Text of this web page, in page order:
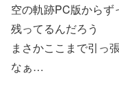
空の軌跡PC版から
残ってるんだろう
まさかここまで引っ
なぁ…